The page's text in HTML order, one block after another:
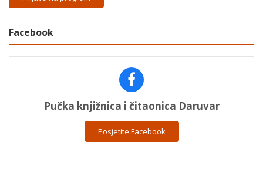
Facebook
Pučka knjižnica i čitaonica Daruvar
Posjetite Facebook